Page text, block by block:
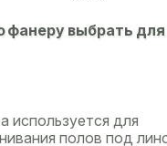
фанеру выбрать для
используется для
полов под